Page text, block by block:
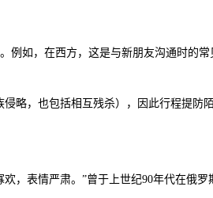
如，在西方，这是与新朋友沟通时的常
略，也包括相互残杀），因此行程提防
，表情严肃。”曾于上世纪90年代在俄罗